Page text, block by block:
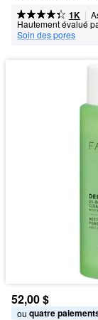
1K |
Hautement évalué
Soin des pores
52,00 $
ou quatre